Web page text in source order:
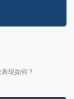
現如何？